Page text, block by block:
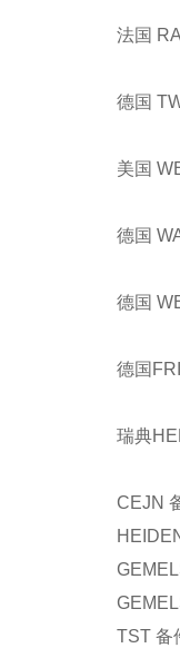
法国
德国
美国
德国
德国
德国
瑞典
CEJN
TST 备